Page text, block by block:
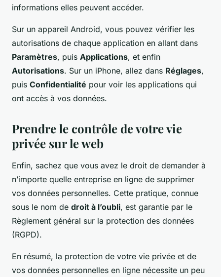
informations elles peuvent accéder.
Sur un appareil Android, vous pouvez vérifier les
autorisations de chaque application en allant dans
Paramètres, puis Applications, et enfin
Autorisations. Sur un iPhone, allez dans Réglages,
puis Confidentialité pour voir les applications qui
ont accès à vos données.
Prendre le contrôle de votre vie
privée sur le web
Enfin, sachez que vous avez le droit de demander à
n’importe quelle entreprise en ligne de supprimer
vos données personnelles. Cette pratique, connue
sous le nom de droit à l’oubli, est garantie par le
Règlement général sur la protection des données
(RGPD).
En résumé, la protection de votre vie privée et de
vos données personnelles en ligne nécessite un peu